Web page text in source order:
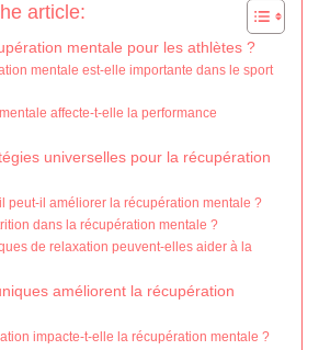
article:
mentale pour les athlètes ?
mentale est-elle importante dans le sport
affecte-t-elle la performance
universelles pour la récupération
peut-il améliorer la récupération mentale ?
dans la récupération mentale ?
de relaxation peuvent-elles aider à la
améliorent la récupération
impacte-t-elle la récupération mentale ?